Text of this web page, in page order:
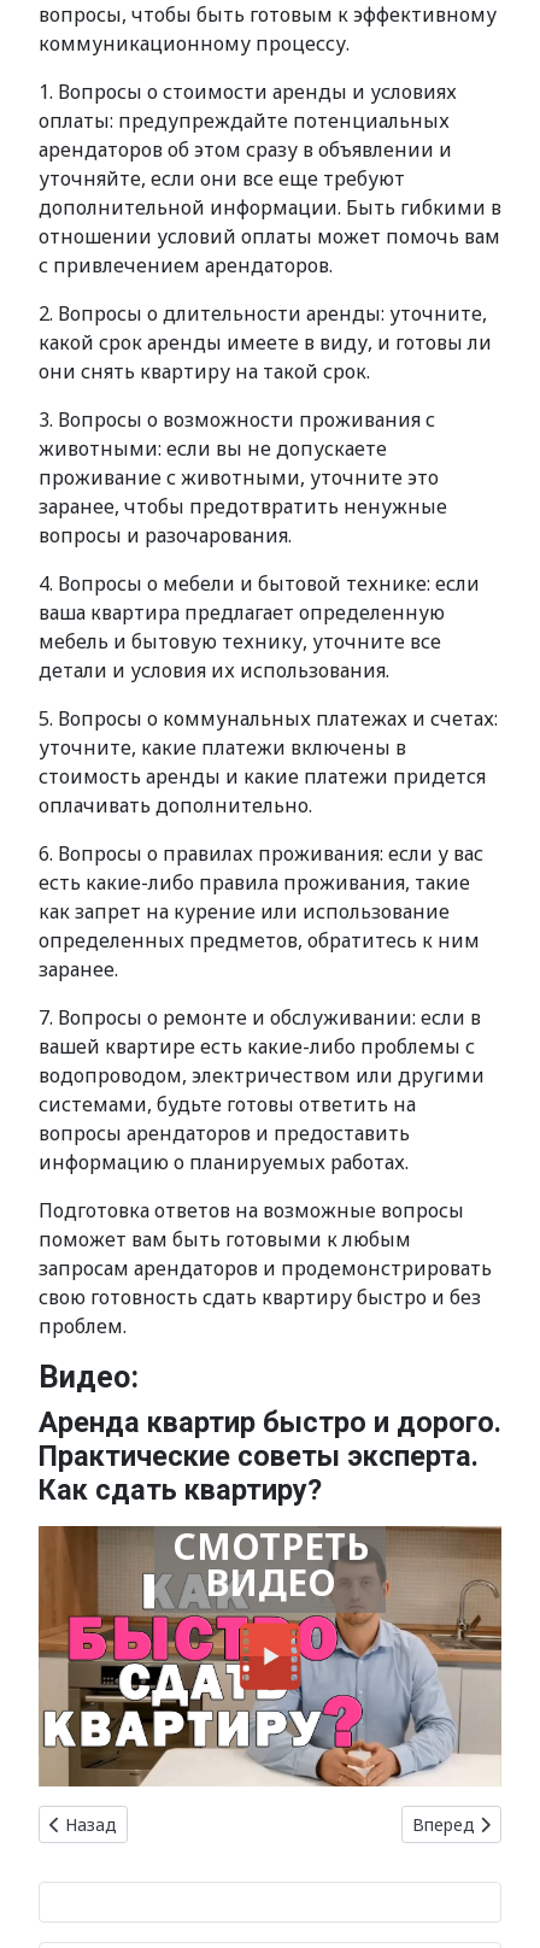
вопросы, чтобы быть готовым к эффективному
коммуникационному процессу.
1. Вопросы о стоимости аренды и условиях
оплаты: предупреждайте потенциальных
арендаторов об этом сразу в объявлении и
уточняйте, если они все еще требуют
дополнительной информации. Быть гибкими в
отношении условий оплаты может помочь вам
с привлечением арендаторов.
2. Вопросы о длительности аренды: уточните,
какой срок аренды имеете в виду, и готовы ли
они снять квартиру на такой срок.
3. Вопросы о возможности проживания с
животными: если вы не допускаете
проживание с животными, уточните это
заранее, чтобы предотвратить ненужные
вопросы и разочарования.
4. Вопросы о мебели и бытовой технике: если
ваша квартира предлагает определенную
мебель и бытовую технику, уточните все
детали и условия их использования.
5. Вопросы о коммунальных платежах и счетах:
уточните, какие платежи включены в
стоимость аренды и какие платежи придется
оплачивать дополнительно.
6. Вопросы о правилах проживания: если у вас
есть какие-либо правила проживания, такие
как запрет на курение или использование
определенных предметов, обратитесь к ним
заранее.
7. Вопросы о ремонте и обслуживании: если в
вашей квартире есть какие-либо проблемы с
водопроводом, электричеством или другими
системами, будьте готовы ответить на
вопросы арендаторов и предоставить
информацию о планируемых работах.
Подготовка ответов на возможные вопросы
поможет вам быть готовыми к любым
запросам арендаторов и продемонстрировать
свою готовность сдать квартиру быстро и без
проблем.
Видео:
Аренда квартир быстро и дорого.
Практические советы эксперта.
Как сдать квартиру?
СМОТРЕТЬ
ВИДЕО
Предыдущий: Какую документацию нужно особо
Назад Следующий:
Вперед